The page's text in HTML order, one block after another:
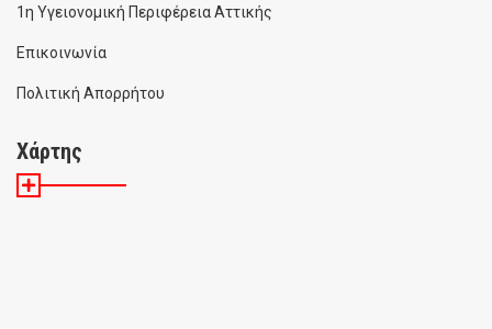
1η Υγειονομική Περιφέρεια Αττικής
Επικοινωνία
Πολιτική Απορρήτου
Χάρτης